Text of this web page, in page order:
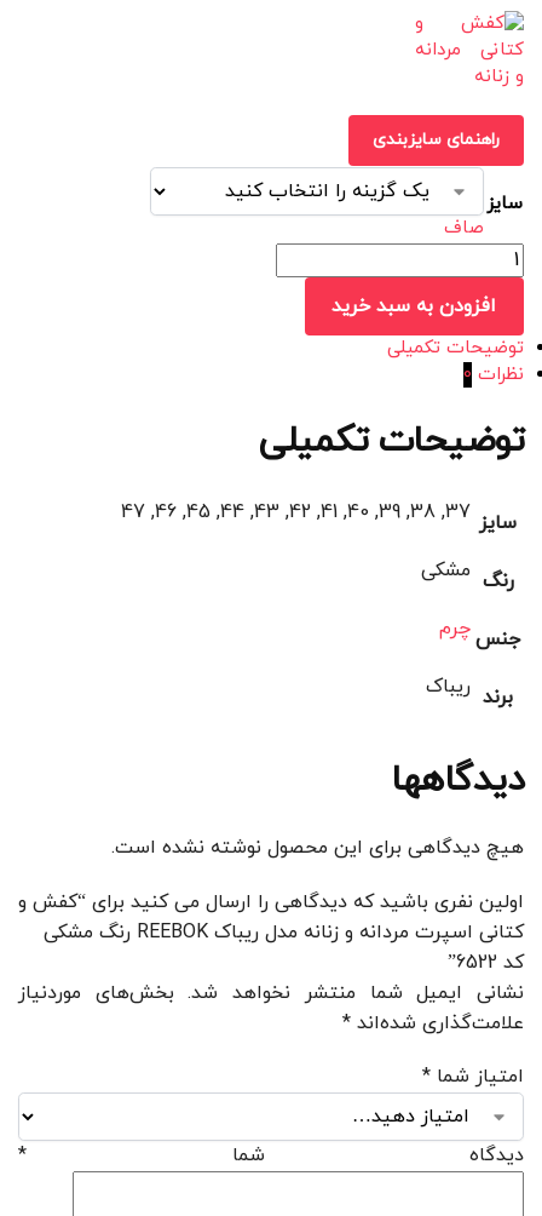
راهنمای سایزبندی
سایز
صاف
افزودن به سبد خرید
توضیحات تکمیلی
نظرات 0
توضیحات تکمیلی
سایز 37, 38, 39, 40, 41, 42, 43, 44, 45, 46, 47
رنگ مشکی
جنسچرم
برند ریباک
دیدگاهها
هیچ دیدگاهی برای این محصول نوشته نشده است.
اولین نفری باشید که دیدگاهی را ارسال می کنید برای “کفش و
کتانی اسپرت مردانه و زنانه مدل ریباک REEBOK رنگ مشکی
کد 6522”
نشانی ایمیل شما منتشر نخواهد شد. بخش‌های موردنیاز
علامت‌گذاری شده‌اند *
امتیاز شما *
دیدگاه شما *